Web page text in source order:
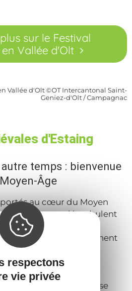
sur le Festival
Vallée d'Olt
Vallée d'Olt ©OT Intercantonal Saint-
Geniez-d'Olt / Campagnac
d'Estaing
temps : bienvenue
Âge
au cœur du Moyen
gentes dames déambulent
où les senteurs de
d'antan viennent
les Médiévales
familial unique
qui se
respectons
vie privée